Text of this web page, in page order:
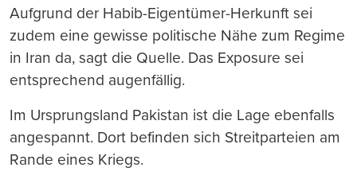
Aufgrund der Habib-Eigentümer-Herkunft sei
zudem eine gewisse politische Nähe zum Regime
in Iran da, sagt die Quelle. Das Exposure sei
entsprechend augenfällig.
Im Ursprungsland Pakistan ist die Lage ebenfalls
angespannt. Dort befinden sich Streitparteien am
Rande eines Kriegs.